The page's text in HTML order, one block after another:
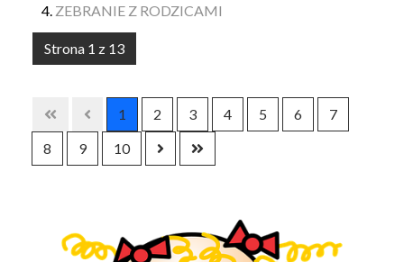
ZEBRANIE Z RODZICAMI
Strona 1 z 13
1 2 3 4 5 6
7
8
9 10